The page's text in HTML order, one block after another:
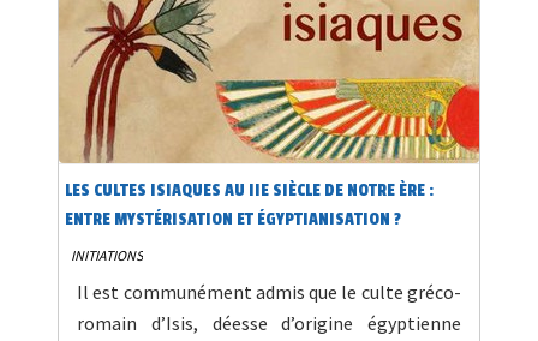
LES CULTES ISIAQUES AU IIE SIÈCLE DE NOTRE ÈRE :
ENTRE MYSTÉRISATION ET ÉGYPTIANISATION ?
INITIATIONS
Il est communément admis que le culte gréco-
romain d’Isis, déesse d’origine égyptienne